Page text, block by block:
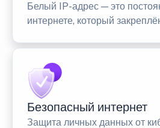
Белый IP-адрес — это
интернете, который
Безопасный интернет
Защита личных данных от